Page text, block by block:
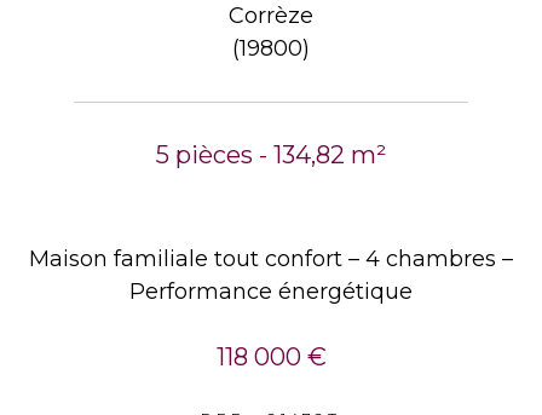
Corrèze
(19800)
5 pièces - 134,82 m²
Maison familiale tout confort – 4 chambres –
Performance énergétique
118 000 €